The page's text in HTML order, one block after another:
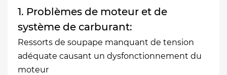
1. Problèmes de moteur et de
système de carburant:
Ressorts de soupape manquant de tension
adéquate causant un dysfonctionnement du
moteur